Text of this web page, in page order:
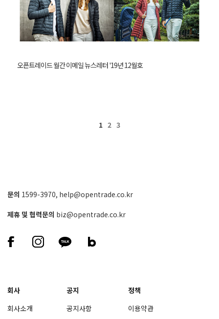
오픈트레이드 월간 이메일 뉴스레터 '19년 12월호
1 2 3
문의 1599-3970, help@opentrade.co.kr
제휴 및 협력문의 biz@opentrade.co.kr
회사
회사소개
공지
공지사항
정책
이용약관